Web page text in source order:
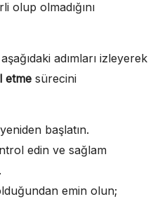
olup olmadığını
adımları izleyerek
etme sürecini
başlatın.
edin ve sağlam
emin olun;